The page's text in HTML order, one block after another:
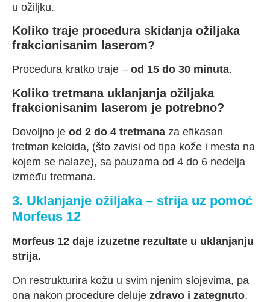
u ožiljku.
Koliko traje procedura skidanja ožiljaka
frakcionisanim laserom?
Procedura kratko traje – od 15 do 30 minuta.
Koliko tretmana uklanjanja ožiljaka
frakcionisanim laserom je potrebno?
Dovoljno je od 2 do 4 tretmana za efikasan
tretman keloida, (što zavisi od tipa kože i mesta na
kojem se nalaze), sa pauzama od 4 do 6 nedelja
između tretmana.
3. Uklanjanje ožiljaka – strija uz pomoć
Morfeus 12
Morfeus 12 daje izuzetne rezultate u uklanjanju
strija.
On restrukturira kožu u svim njenim slojevima, pa
ona nakon procedure deluje zdravo i zategnuto.